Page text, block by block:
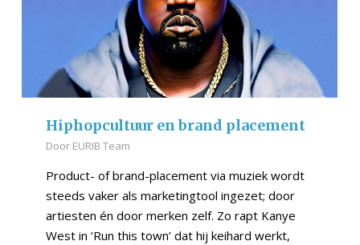
Hiphopcultuur en brand placement
Door EURIB Team
Product- of brand-placement via muziek wordt
steeds vaker als marketingtool ingezet; door
artiesten én door merken zelf. Zo rapt Kanye
West in ‘Run this town’ dat hij keihard werkt,